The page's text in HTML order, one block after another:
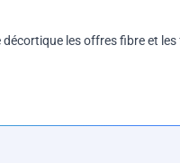
les offres fibre et